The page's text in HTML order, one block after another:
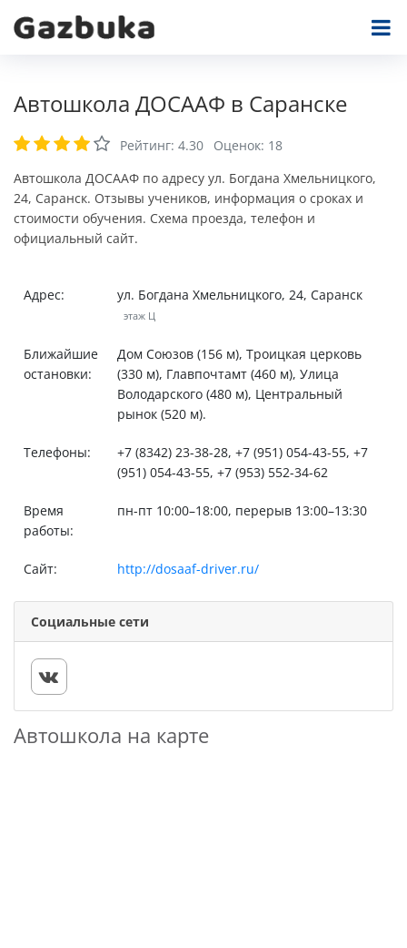
Автошкола ДОСААФ в Саранске
Рейтинг: 4.30 Оценок: 18
Автошкола ДОСААФ по адресу ул. Богдана Хмельницкого,
24, Саранск. Отзывы учеников, информация о сроках и
стоимости обучения. Схема проезда, телефон и
официальный сайт.
Адрес: ул. Богдана Хмельницкого, 24, Саранск
этаж Ц
Ближайшие
остановки:
Дом Союзов (156 м), Троицкая церковь
(330 м), Главпочтамт (460 м), Улица
Володарского (480 м), Центральный
рынок (520 м).
Телефоны:
+7 (8342) 23-38-28, +7 (951) 054-43-55, +7
(951) 054-43-55, +7 (953) 552-34-62
Время
работы:
пн-пт 10:00–18:00, перерыв 13:00–13:30
Сайт: http://dosaaf-driver.ru/
Социальные сети
Автошкола на карте